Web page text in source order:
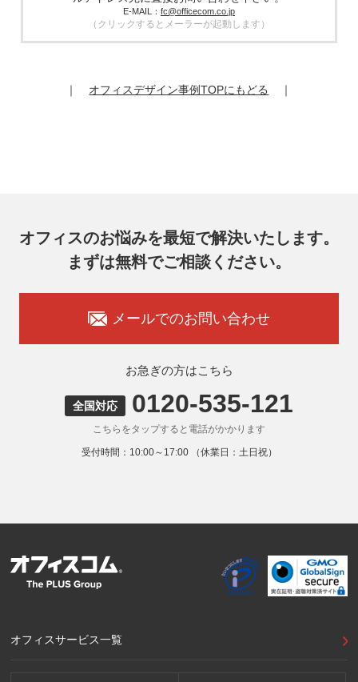
個人情報を厳密に管理させます。
提供記録の開示を請求することができます。
7. 個人情報を提供されることの任意性
お客様がご自身の個人情報を弊社に提供されるか否かはお客
は、適切なサービスをご提供できない場合がありますのでご
弊社ウェブサイトでは、利用者が当ウェブサイトを閲覧した
状況の分析のためにCookieを利用していますが、Cookieによ
る個人情報の取得はしていません。
9. 外国にある第三者への提供
お客様の個人情報を下記海外の個人情報取扱事業者へ提供す
る場合があります。
提供先の所在国の名称：アメリカ（Google LLC）
当該外国における個人情報の保護に関する制度：APECの
外国における個人情報の保護に関する制度等の詳細は以下を
ご確認下さい。
E-MAIL： fc@officecom.co.jp
（クリックするとメーラーが起動します）
｜ オフィスデザイン事例TOPにもどる ｜
オフィスのお悩みを最短で解決いたします。
まずは無料でご相談ください。
メールでのお問い合わせ
お急ぎの方はこちら
全国対応 0120-535-121
こちらをタップすると電話がかかります
受付時間：10:00～17:00 （休業日：土日祝）
オフィスサービス一覧